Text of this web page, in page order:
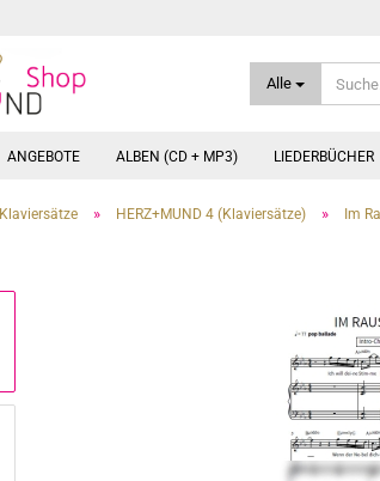
Alle
ANGEBOTE ALBEN (CD + MP3) LIEDERBÜCHER
Klaviersätze » HERZ+MUND 4 (Klaviersätze) » Im